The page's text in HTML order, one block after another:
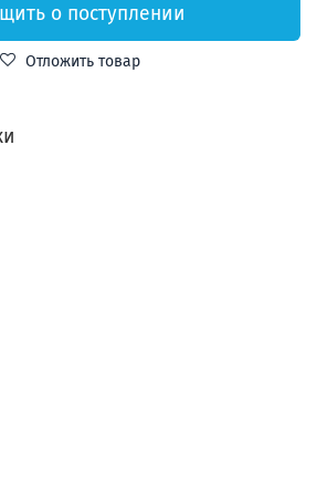
о поступлении
Отложить товар